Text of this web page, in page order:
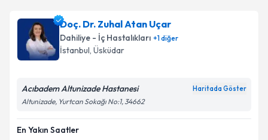
Doç. Dr. Zuhal Atan Uçar
Dahiliye - İç Hastalıkları +1diğer
İstanbul, Üsküdar
Acıbadem Altunizade Hastanesi Haritada Göster
Altunizade, Yurtcan Sokağı No:1, 34662
En Yakın Saatler